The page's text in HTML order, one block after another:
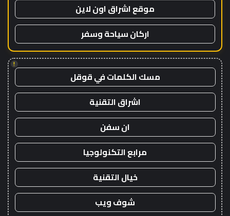
موقع اشراق اون لاين
اركان سياحة وسفر
!
مسك الكلمات في قوقل
اشراق التقنية
ان سفن
مرابع التكنولوجيا
خيال التقنية
شوف ويب